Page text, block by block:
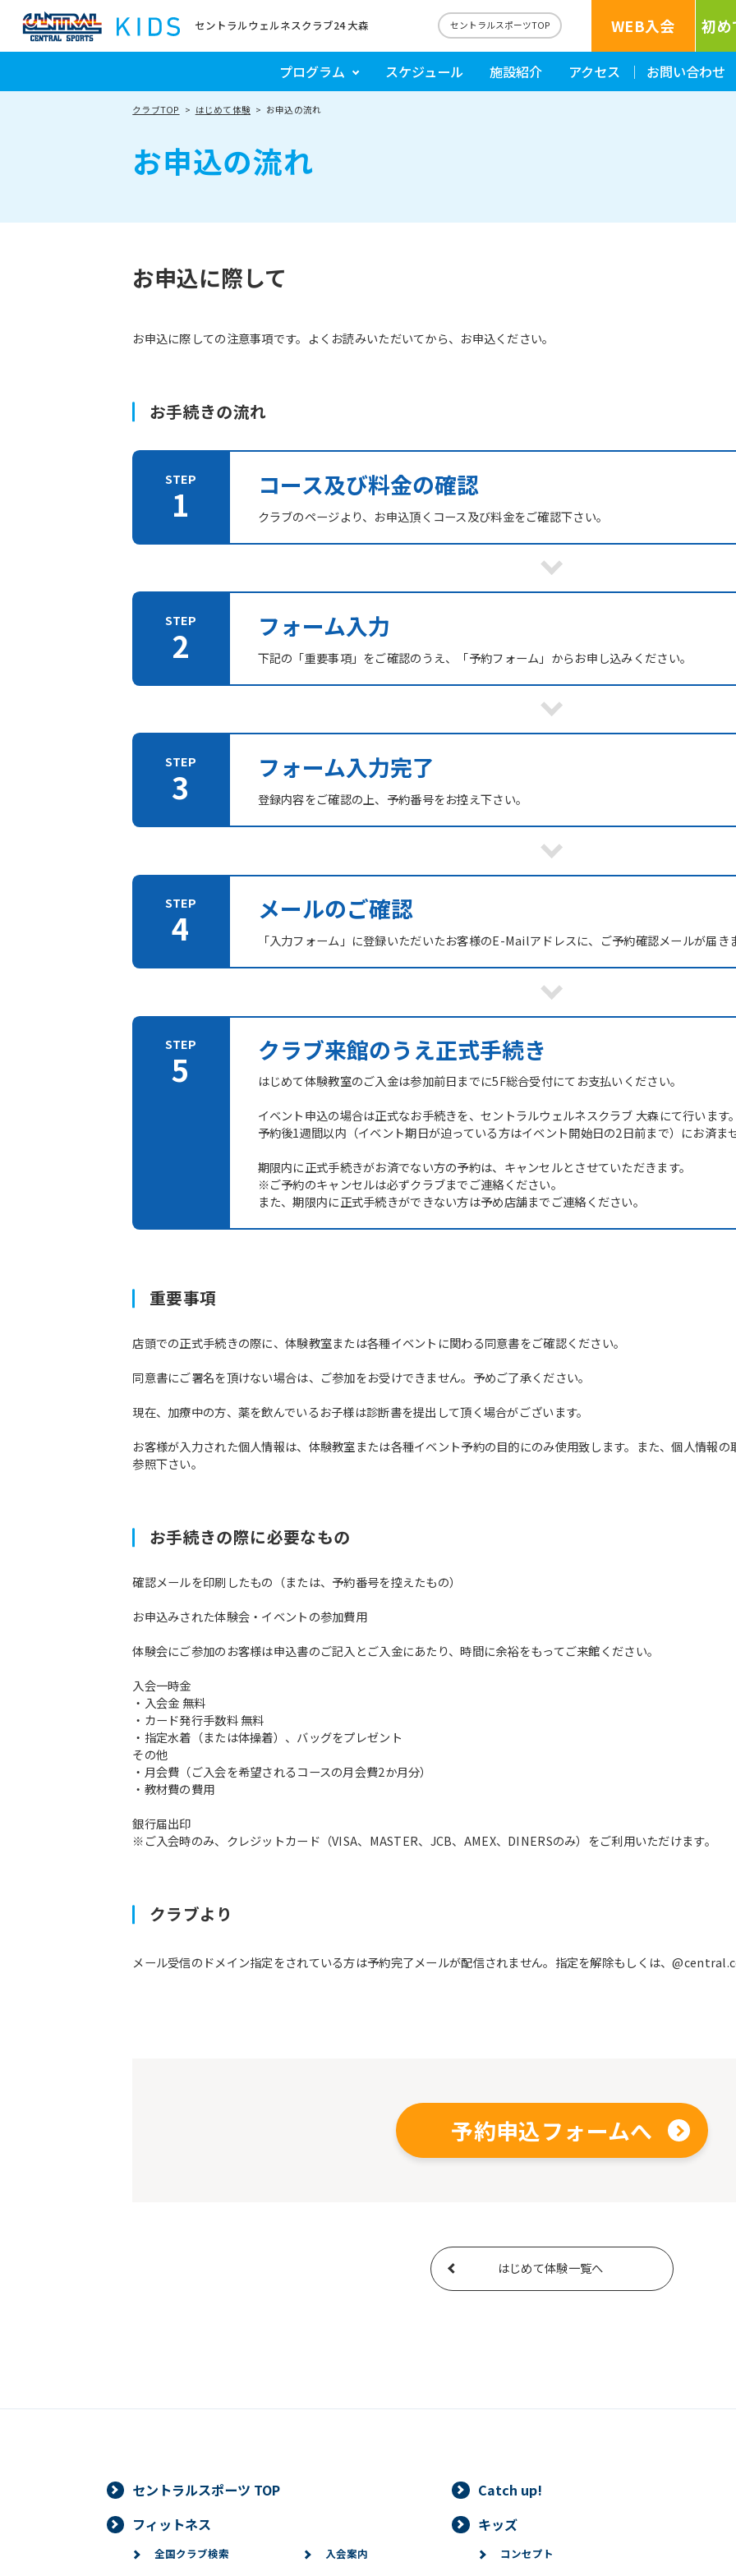
セントラルウェルネスクラブ24 大森 セントラルスポーツTOP WEB入会 初
プログラム スケジュール 施設紹介 アクセス お問い合わせ
クラブTOP はじめて体験 お申込の流れ
お申込の流れ
お申込に際して
お申込に際しての注意事項です。よくお読みいただいてから、お申込ください。
お手続きの流れ
コース及び料金の確認
クラブのページより、お申込頂くコース及び料金をご確認下さい。
フォーム入力
下記の「重要事項」をご確認のうえ、「予約フォーム」からお申し込みください。
フォーム入力完了
登録内容をご確認の上、予約番号をお控え下さい。
メールのご確認
「入力フォーム」に登録いただいたお客様のE-Mailアドレスに、ご予約確認メールが届き
クラブ来館のうえ正式手続き
はじめて体験教室のご入金は参加前日までに5F総合受付にてお支払いください。
イベント申込の場合は正式なお手続きを、セントラルウェルネスクラブ 大森にて行います
予約後1週間以内（イベント期日が迫っている方はイベント開始日の2日前まで）にお済ま
期限内に正式手続きがお済でない方の予約は、キャンセルとさせていただきます。
※ご予約のキャンセルは必ずクラブまでご連絡ください。
また、期限内に正式手続きができない方は予め店舗までご連絡ください。
重要事項
店頭での正式手続きの際に、体験教室または各種イベントに関わる同意書をご確認ください。
同意書にご署名を頂けない場合は、ご参加をお受けできません。予めご了承ください。
現在、加療中の方、薬を飲んでいるお子様は診断書を提出して頂く場合がございます。
お客様が入力された個人情報は、体験教室または各種イベント予約の目的にのみ使用致します。また、個人情報
参照下さい。
お手続きの際に必要なもの
確認メールを印刷したもの（または、予約番号を控えたもの）
お申込みされた体験会・イベントの参加費用
体験会にご参加のお客様は申込書のご記入とご入金にあたり、時間に余裕をもってご来館ください。
入会一時金
・入会金 無料
・カード発行手数料 無料
・指定水着（または体操着）、バッグをプレゼント
その他
・月会費（ご入会を希望されるコースの月会費2か月分）
・教材費の費用
銀行届出印
※ご入会時のみ、クレジットカード（VISA、MASTER、JCB、AMEX、DINERSのみ）をご利用いただけます。
クラブより
メール受信のドメイン指定をされている方は予約完了メールが配信されません。指定を解除もしくは、
予約申込フォームへ
はじめて体験一覧へ
For foreigners
Central Sports official website is
automatically translated into
English. Click the link below (start
automatic translation) to return to
the top page.
original content. We ask that you
セントラルスポーツ TOP
Catch up!
フィットネス
全国クラブ検索 入会案内
キッズ
コンセプト